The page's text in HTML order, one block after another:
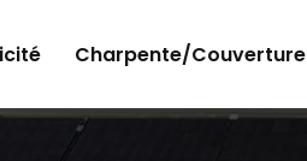
Charpente/Couverture